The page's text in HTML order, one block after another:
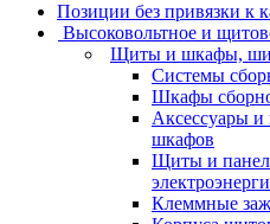
Позиции без привязки к
Высоковольтное и
Щиты и шкафы,
Системы
Шкафы
Аксессуары
шкафов
Щиты и
Клеммные